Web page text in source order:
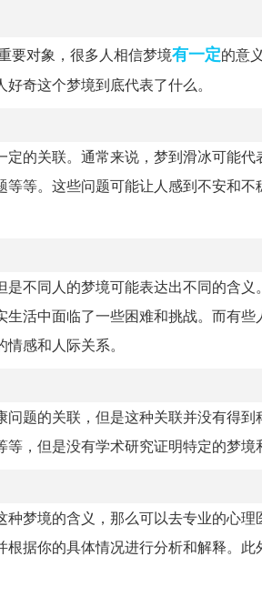
要对象，很多人相信梦境有一定的意
奇这个梦境到底代表了什么。
的关联。通常来说，梦到滑冰可能
等。这些问题可能让人感到不安和
不同人的梦境可能表达出不同的含
活中面临了一些困难和挑战。而有
感和人际关系。
题的关联，但是这种关联并没有得
，但是没有学术研究证明特定的梦境
梦境的含义，那么可以去专业的心
据你的具体情况进行分析和解释。